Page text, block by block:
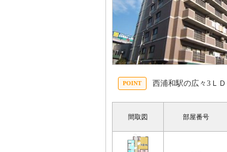
西浦和駅の広々3Ｌ
間取図 部屋番号